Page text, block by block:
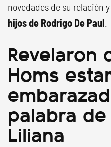
novedades de su relación y
hijos de Rodrigo De Paul.
Revelaron
Homs
palabra
Liliana